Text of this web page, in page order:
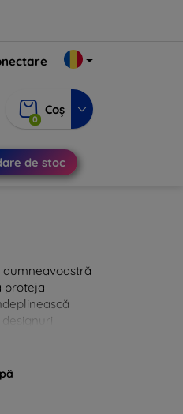
0
Coș
de stoc
dumneavoastră
proteja